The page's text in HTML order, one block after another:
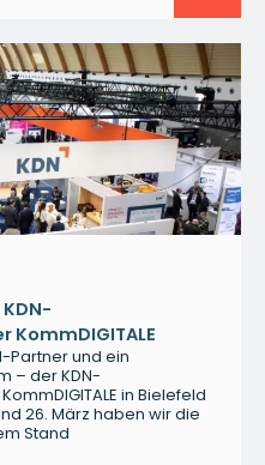
KDN-
Partner und ein
– der KDN-
in Bielefeld
26. März haben wir die
Stand